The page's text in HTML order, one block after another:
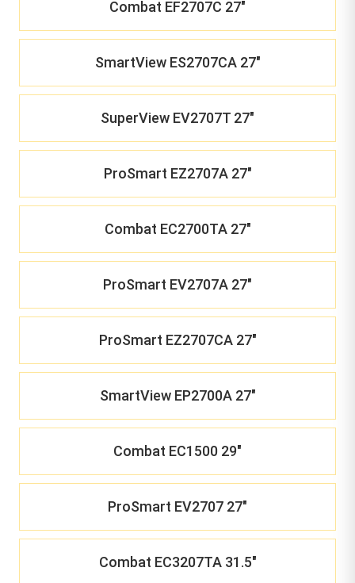
Combat EF2707C 27"
SmartView ES2707CA 27"
SuperView EV2707T 27"
ProSmart EZ2707A 27"
Combat EC2700TA 27"
ProSmart EV2707A 27"
ProSmart EZ2707CA 27"
SmartView EP2700A 27"
Combat EC1500 29"
ProSmart EV2707 27"
Combat EC3207TA 31.5"